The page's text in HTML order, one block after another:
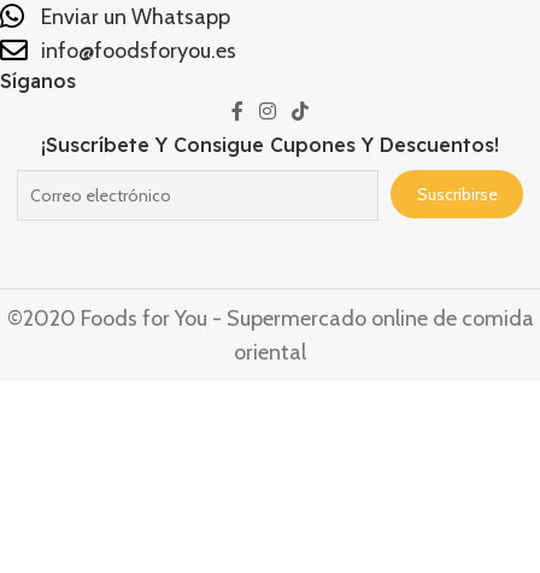
Enviar un Whatsapp
info@foodsforyou.es
Síganos
¡Suscríbete Y Consigue Cupones Y Descuentos!
©2020 Foods for You - Supermercado online de comida
oriental